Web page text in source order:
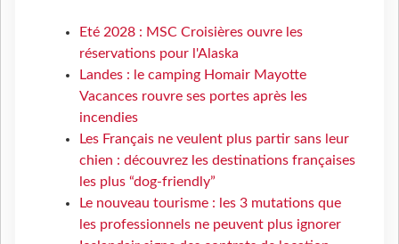
Eté 2028 : MSC Croisières ouvre les
réservations pour l'Alaska
Landes : le camping Homair Mayotte
Vacances rouvre ses portes après les
incendies
Les Français ne veulent plus partir sans leur
chien : découvrez les destinations françaises
les plus “dog-friendly”
Le nouveau tourisme : les 3 mutations que
les professionnels ne peuvent plus ignorer